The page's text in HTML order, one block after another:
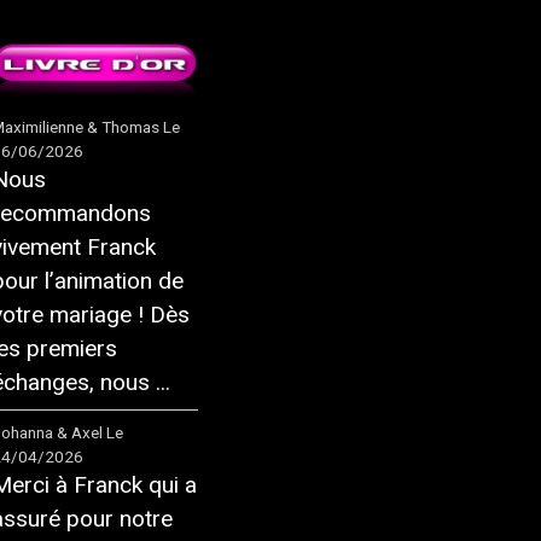
& Thomas Le
06/2026
Franck
l’animation de
mariage ! Dès
premiers
nous ...
& Axel Le
04/2026
à Franck qui a
pour notre